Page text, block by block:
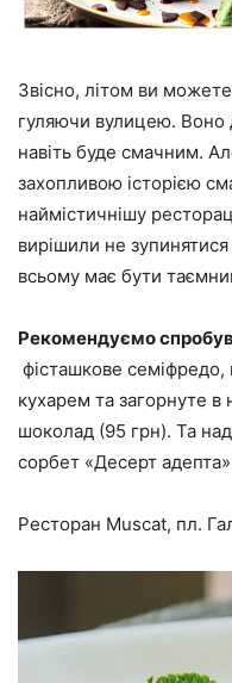
Звісно, літом ви
гуляючи вулицею. Воно
навіть буде смачним.
захопливою історією
наймістичнішу
вирішили не
всьому має бути
Рекомендуємо
фісташкове
кухарем та загорнуте
шоколад (95 грн). Та
сорбет «Десерт
Ресторан Muscat, пл.